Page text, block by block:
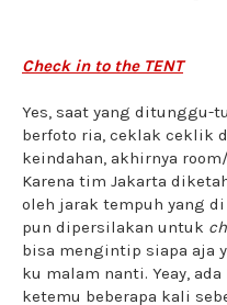
Check in to the TENT
Yes, saat yang ditunggu-
berfoto ria, ceklak ceklik
keindahan, akhirnya
Karena tim Jakarta
oleh jarak tempuh yang
pun dipersilakan untuk
bisa mengintip siapa aja
ku malam nanti. Yeay,
ketemu beberapa kali